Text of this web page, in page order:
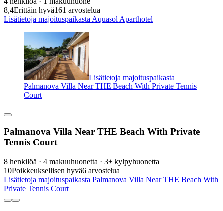
8,4Erittäin hyvä161 arvostelua
Lisätietoja majoituspaikasta Aquasol Aparthotel
Lisätietoja majoituspaikasta
Palmanova Villa Near THE Beach With Private Tennis
Court
Palmanova Villa Near THE Beach With Private
Tennis Court
8 henkilöä · 4 makuuhuonetta · 3+ kylpyhuonetta
10Poikkeuksellisen hyvä6 arvostelua
Lisätietoja majoituspaikasta Palmanova Villa Near THE Beach With
Private Tennis Court